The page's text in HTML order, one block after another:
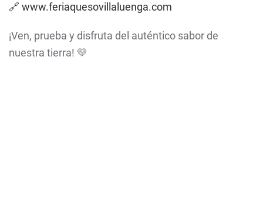
🔗 www.feriaquesovillaluenga.com
¡Ven, prueba y disfruta del auténtico sabor de
nuestra tierra! 💛